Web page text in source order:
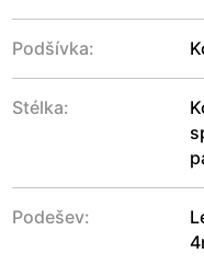
Podšívka:
Stélka:
Podešev: